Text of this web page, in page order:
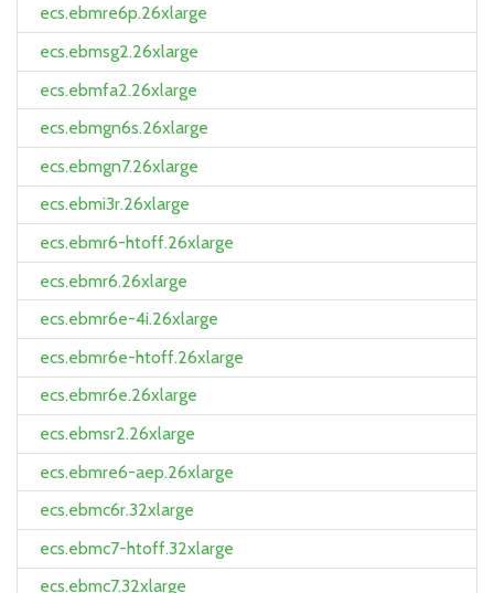
ecs.ebmre6p.26xlarge
ecs.ebmsg2.26xlarge
ecs.ebmfa2.26xlarge
ecs.ebmgn6s.26xlarge
ecs.ebmgn7.26xlarge
ecs.ebmi3r.26xlarge
ecs.ebmr6-htoff.26xlarge
ecs.ebmr6.26xlarge
ecs.ebmr6e-4i.26xlarge
ecs.ebmr6e-htoff.26xlarge
ecs.ebmr6e.26xlarge
ecs.ebmsr2.26xlarge
ecs.ebmre6-aep.26xlarge
ecs.ebmc6r.32xlarge
ecs.ebmc7-htoff.32xlarge
ecs.ebmc7.32xlarge